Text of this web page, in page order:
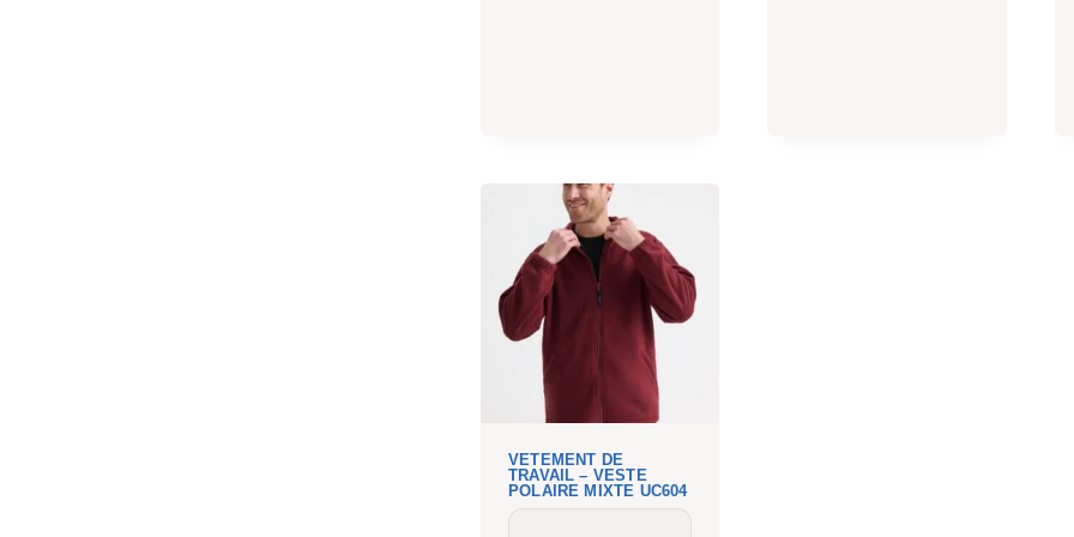
VETEMENT DE
TRAVAIL – VESTE
POLAIRE MIXTE UC604